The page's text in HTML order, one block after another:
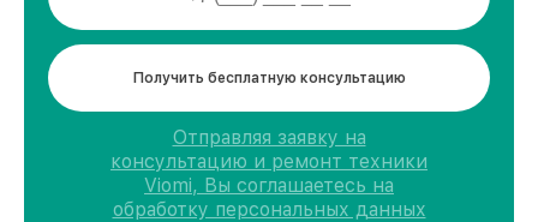
Получить бесплатную консультацию
Отправляя заявку на
консультацию и ремонт техники
Viomi, Вы соглашаетесь на
обработку персональных данных